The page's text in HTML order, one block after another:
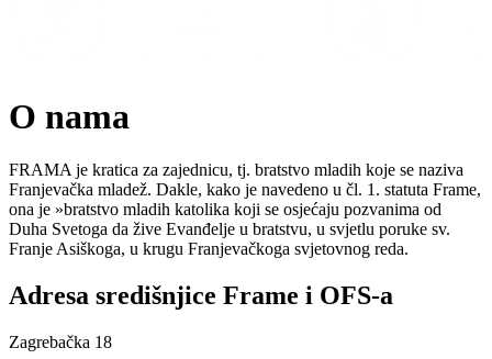
O nama
FRAMA je kratica za zajednicu, tj. bratstvo mladih koje se naziva
Franjevačka mladež. Dakle, kako je navedeno u čl. 1. statuta Frame,
ona je »bratstvo mladih katolika koji se osjećaju pozvanima od
Duha Svetoga da žive Evanđelje u bratstvu, u svjetlu poruke sv.
Franje Asiškoga, u krugu Franjevačkoga svjetovnog reda.
Adresa središnjice Frame i OFS-a
Zagrebačka 18